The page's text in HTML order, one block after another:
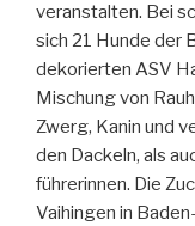
veranstalten. Bei
sich 21 Hunde der
dekorierten ASV
Mischung von
Zwerg, Kanin und
den Dackeln, als
führerinnen. Die
Vaihingen in